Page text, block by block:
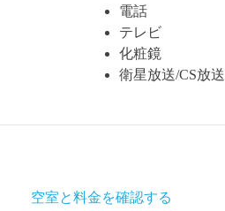
電話
テレビ
化粧鏡
衛星放送/CS放送
空室と料金を確認する